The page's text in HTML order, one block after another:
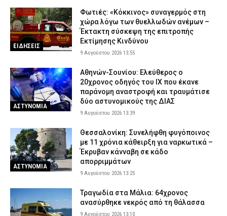
ΕΙΔΗΣΕΙΣ
Φωτιές: «Κόκκινος» συναγερμός στη
χώρα λόγω των θυελλωδών ανέμων –
Έκτακτη σύσκεψη της επιτροπής
Εκτίμησης Κινδύνου
9 Αυγούστου 2026 13:55
ΑΣΤΥΝΟΜΙΑ
Αθηνών-Σουνίου: Ελεύθερος ο
20χρονος οδηγός του ΙΧ που έκανε
παράνομη αναστροφή και τραυμάτισε
δύο αστυνομικούς της ΔΙΑΣ
9 Αυγούστου 2026 13:39
ΑΣΤΥΝΟΜΙΑ
Θεσσαλονίκη: Συνελήφθη φυγόποινος
με 11 χρόνια κάθειρξη για ναρκωτικά –
Έκρυβαν κάνναβη σε κάδο
απορριμμάτων
9 Αυγούστου 2026 13:25
Τραγωδία στα Μάλια: 64χρονος
ανασύρθηκε νεκρός από τη θάλασσα
9 Αυγούστου 2026 13:10